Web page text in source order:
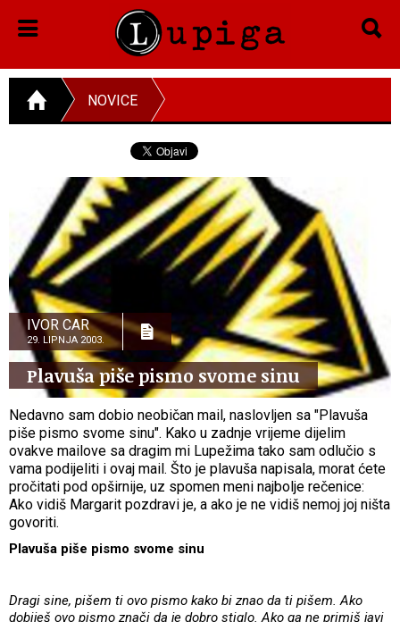
NOVICE
IVOR CAR
29. LIPNJA 2003.
Plavuša piše pismo svome sinu
Nedavno sam dobio neobičan mail, naslovljen sa "Plavuša
piše pismo svome sinu". Kako u zadnje vrijeme dijelim
ovakve mailove sa dragim mi Lupežima tako sam odlučio s
vama podijeliti i ovaj mail. Što je plavuša napisala, morat ćete
pročitati pod opširnije, uz spomen meni najbolje rečenice:
Ako vidiš Margarit pozdravi je, a ako je ne vidiš nemoj joj ništa
govoriti.
Plavuša piše pismo svome sinu
Dragi sine, pišem ti ovo pismo kako bi znao da ti pišem. Ako
dobiješ ovo pismo znači da je dobro stiglo. Ako ga ne primiš javi